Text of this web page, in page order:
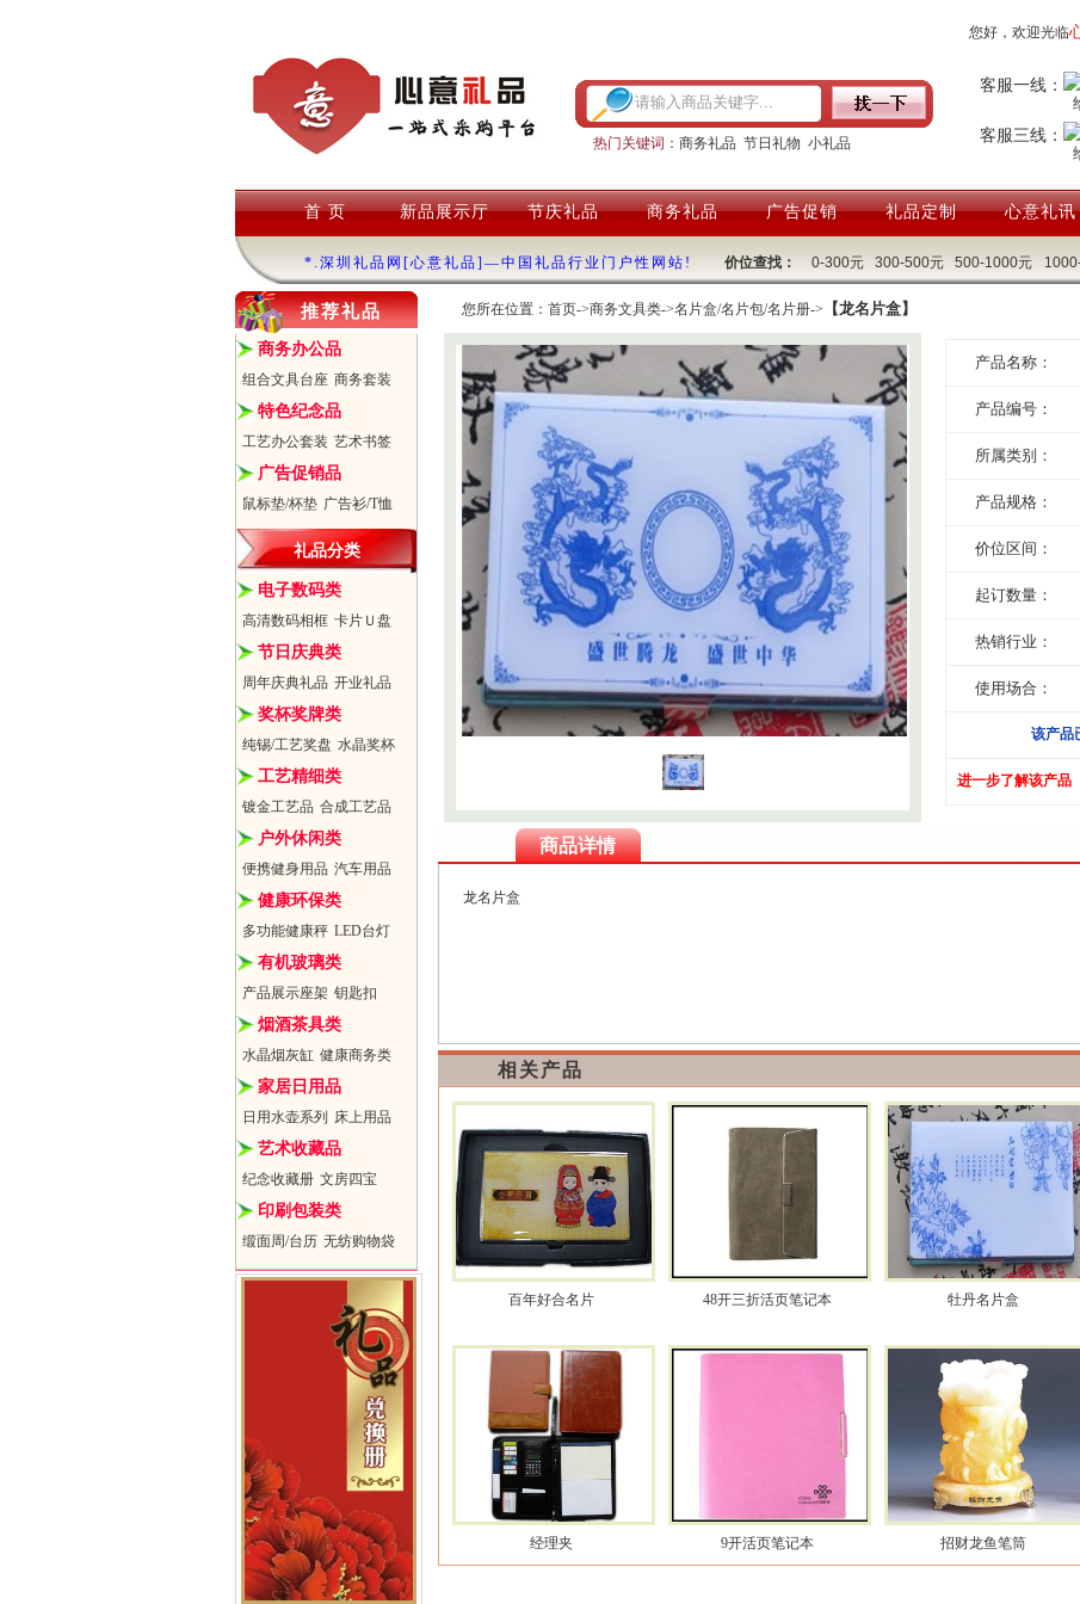
您好，欢迎光临
热门关键词： 商务礼品 节日礼物 小礼品
客服一线：
客服三线：
首 页
新品展示厅 节庆礼品 商务礼品 广告促销 礼品定制 心意礼讯
*.深圳礼品网[心意礼品]—中国礼品行业门户性网站! 价位查找： 0-300元 300-500元 500-1000元
推荐礼品
商务办公品
组合文具台座 商务套装
特色纪念品
工艺办公套装 艺术书签
广告促销品
鼠标垫/杯垫 广告衫/T恤
礼品分类
电子数码类
高清数码相框 卡片Ｕ盘
节日庆典类
周年庆典礼品 开业礼品
奖杯奖牌类
纯锡/工艺奖盘 水晶奖杯
工艺精细类
镀金工艺品 合成工艺品
户外休闲类
便携健身用品 汽车用品
健康环保类
多功能健康秤 LED台灯
有机玻璃类
产品展示座架 钥匙扣
烟酒茶具类
水晶烟灰缸 健康商务类
家居日用品
日用水壶系列 床上用品
艺术收藏品
纪念收藏册 文房四宝
印刷包装类
缎面周/台历 无纺购物袋
您所在位置： 首页->商务文具类->名片盒/名片包/名片册-> 【龙名片盒】
产品名称：
产品编号：
所属类别：
产品规格：
价位区间：
起订数量：
热销行业：
使用场合：
该产品
进一步了解该产品
商品详情
龙名片盒
相关产品
百年好合名片 48开三折活页笔记本 牡丹名片盒
经理夹 9开活页笔记本 招财龙鱼笔筒